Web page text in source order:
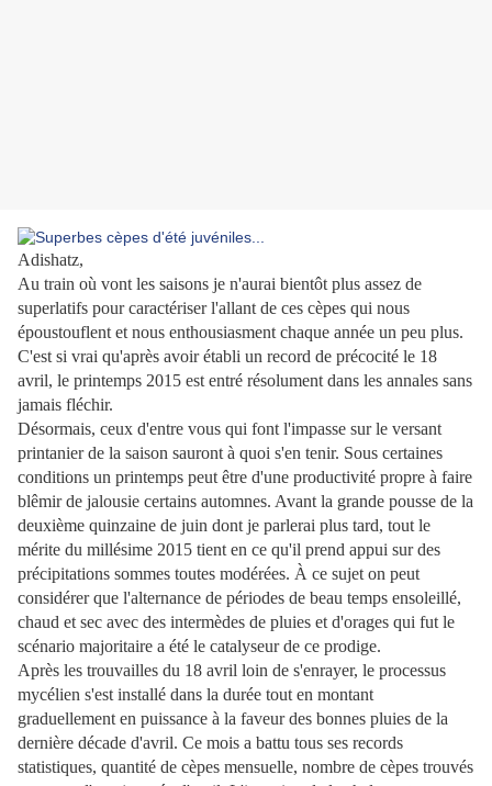
Adishatz,
Au train où vont les saisons je n'aurai bientôt plus assez de
superlatifs pour caractériser l'allant de ces cèpes qui nous
époustouflent et nous enthousiasment chaque année un peu plus.
C'est si vrai qu'après avoir établi un record de précocité le 18
avril, le printemps 2015 est entré résolument dans les annales sans
jamais fléchir.
Désormais, ceux d'entre vous qui font l'impasse sur le versant
printanier de la saison sauront à quoi s'en tenir. Sous certaines
conditions un printemps peut être d'une productivité propre à faire
blêmir de jalousie certains automnes. Avant la grande pousse de la
deuxième quinzaine de juin dont je parlerai plus tard, tout le
mérite du millésime 2015 tient en ce qu'il prend appui sur des
précipitations sommes toutes modérées. À ce sujet on peut
considérer que l'alternance de périodes de beau temps ensoleillé,
chaud et sec avec des intermèdes de pluies et d'orages qui fut le
scénario majoritaire a été le catalyseur de ce prodige.
Après les trouvailles du 18 avril loin de s'enrayer, le processus
mycélien s'est installé dans la durée tout en montant
graduellement en puissance à la faveur des bonnes pluies de la
dernière décade d'avril. Ce mois a battu tous ses records
statistiques, quantité de cèpes mensuelle, nombre de cèpes trouvés